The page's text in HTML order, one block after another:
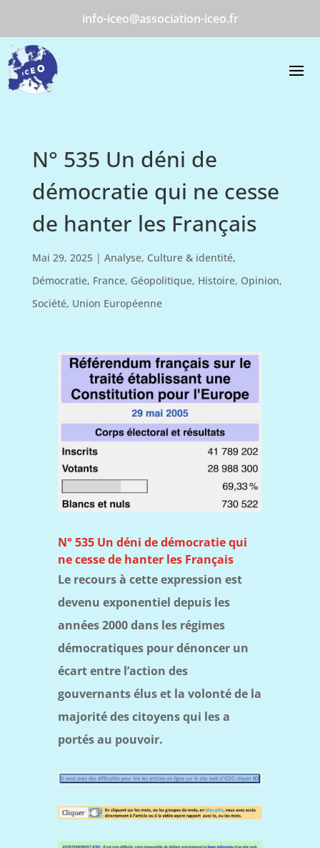
info-iceo@association-iceo.fr
N° 535 Un déni de
démocratie qui ne cesse
de hanter les Français
Mai 29, 2025| Analyse, Culture & identité,
Démocratie, France, Géopolitique, Histoire, Opinion,
Société, Union Européenne
N° 535 Un déni de démocratie qui
ne cesse de hanter les Français
Le recours à cette expression est
devenu exponentiel depuis les
années 2000 dans les régimes
démocratiques pour dénoncer un
écart entre l’action des
gouvernants élus et la volonté de la
majorité des citoyens qui les a
portés au pouvoir.